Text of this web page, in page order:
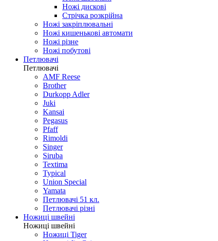
Ножі дискові
Стрічка розкрійна
Ножі закріплювальні
Ножі кишенькові автомати
Ножі різне
Ножі побутові
Петлювачі
Петлювачі
AMF Reese
Brother
Durkopp Adler
Juki
Kansai
Pegasus
Pfaff
Rimoldi
Singer
Siruba
Textima
Typical
Union Special
Yamata
Петлювачі 51 кл.
Петлювачі різні
Ножиці швейні
Ножиці швейні
Ножиці Tiger